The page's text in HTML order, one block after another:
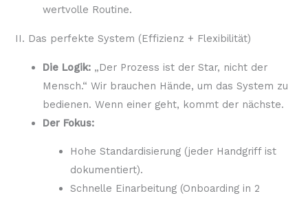
wertvolle Routine.
II. Das perfekte System (Effizienz + Flexibilität)
Die Logik:„Der Prozess ist der Star, nicht der
Mensch.“ Wir brauchen Hände, um das System zu
bedienen. Wenn einer geht, kommt der nächste.
Der Fokus:
Hohe Standardisierung (jeder Handgriff ist
dokumentiert).
Schnelle Einarbeitung (Onboarding in 2